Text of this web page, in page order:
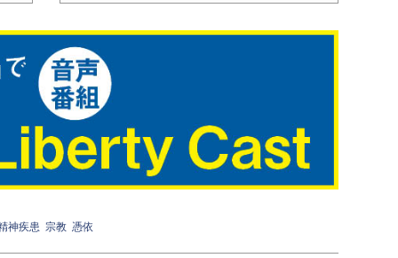
神疾患 宗教 憑依